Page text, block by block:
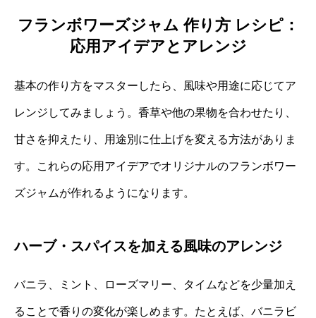
フランボワーズジャム 作り方 レシピ：
応用アイデアとアレンジ
基本の作り方をマスターしたら、風味や用途に応じてア
レンジしてみましょう。香草や他の果物を合わせたり、
甘さを抑えたり、用途別に仕上げを変える方法がありま
す。これらの応用アイデアでオリジナルのフランボワー
ズジャムが作れるようになります。
ハーブ・スパイスを加える風味のアレンジ
バニラ、ミント、ローズマリー、タイムなどを少量加え
ることで香りの変化が楽しめます。たとえば、バニラビ